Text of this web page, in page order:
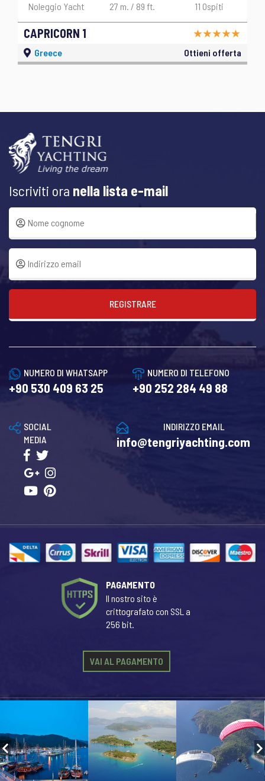
CAPRICORN 1
Noleggio Yacht 27 m. / 89 ft. 11 Ospiti
Greece Ottieni offerta
Iscriviti ora nella lista e-mail
REGISTRARE
NUMERO DI WHATSAPP
+90 530 409 63 25
NUMERO DI TELEFONO
+90 252 284 49 88
INDIRIZZO EMAIL
info@tengriyachting.com
SOCIAL
MEDIA
PAGAMENTO
Il nostro sito è
crittografato con SSL a
256 bit.
VAI AL PAGAMENTO